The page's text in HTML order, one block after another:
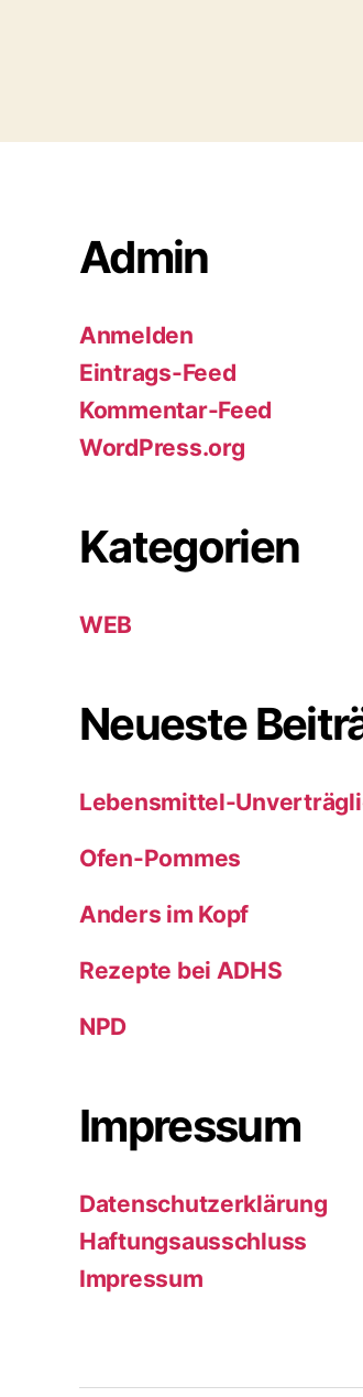
Admin
Anmelden
Eintrags-Feed
Kommentar-Feed
WordPress.org
Kategorien
WEB
Neueste
Lebensmittel-
Ofen-Pommes
Anders im Kopf
Rezepte bei ADHS
NPD
Impressum
Datenschutzerklärung
Haftungsausschluss
Impressum